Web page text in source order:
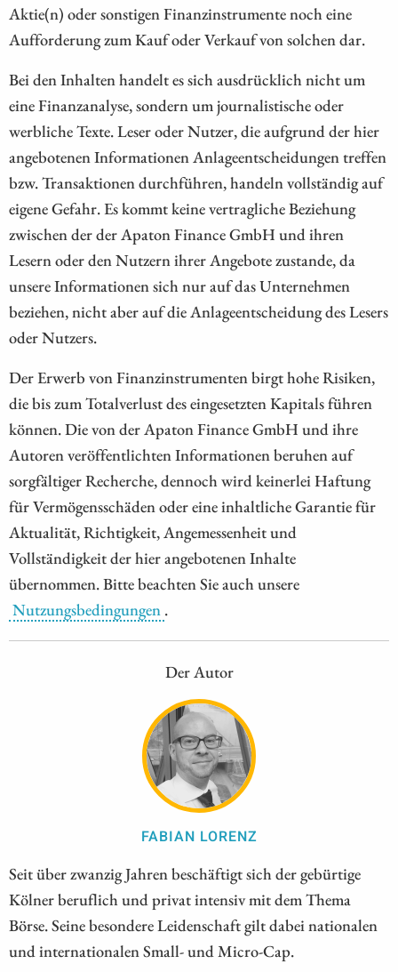
Aktie(n) oder sonstigen Finanzinstrumente noch eine
Aufforderung zum Kauf oder Verkauf von solchen dar.
Bei den Inhalten handelt es sich ausdrücklich nicht um
eine Finanzanalyse, sondern um journalistische oder
werbliche Texte. Leser oder Nutzer, die aufgrund der hier
angebotenen Informationen Anlageentscheidungen treffen
bzw. Transaktionen durchführen, handeln vollständig auf
eigene Gefahr. Es kommt keine vertragliche Beziehung
zwischen der der Apaton Finance GmbH und ihren
Lesern oder den Nutzern ihrer Angebote zustande, da
unsere Informationen sich nur auf das Unternehmen
beziehen, nicht aber auf die Anlageentscheidung des Lesers
oder Nutzers.
Der Erwerb von Finanzinstrumenten birgt hohe Risiken,
die bis zum Totalverlust des eingesetzten Kapitals führen
können. Die von der Apaton Finance GmbH und ihre
Autoren veröffentlichten Informationen beruhen auf
sorgfältiger Recherche, dennoch wird keinerlei Haftung
für Vermögensschäden oder eine inhaltliche Garantie für
Aktualität, Richtigkeit, Angemessenheit und
Vollständigkeit der hier angebotenen Inhalte
übernommen. Bitte beachten Sie auch unsere
Nutzungsbedingungen .
Der Autor
FABIAN LORENZ
Seit über zwanzig Jahren beschäftigt sich der gebürtige
Kölner beruflich und privat intensiv mit dem Thema
Börse. Seine besondere Leidenschaft gilt dabei nationalen
und internationalen Small- und Micro-Cap.